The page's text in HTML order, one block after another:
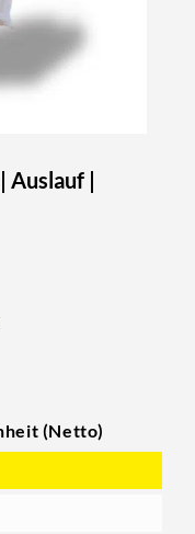
Auslauf |
(Netto)